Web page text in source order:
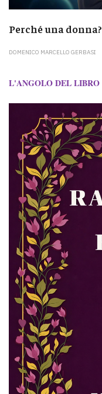
Perché una donna?
DOMENICO MARCELLO GERBASI
L'ANGOLO DEL LIBRO